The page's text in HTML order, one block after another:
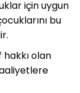
için uygun
bu
hakkı olan